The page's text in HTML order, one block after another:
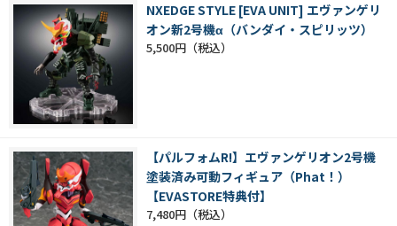
NXEDGE STYLE [EVA UNIT] エヴァンゲリ
オン新2号機α（バンダイ・スピリッツ）
5,500円
【パルフォムR!】エヴァンゲリオン2号機
塗装済み可動フィギュア（Phat！）
【EVASTORE特典付】
7,480円